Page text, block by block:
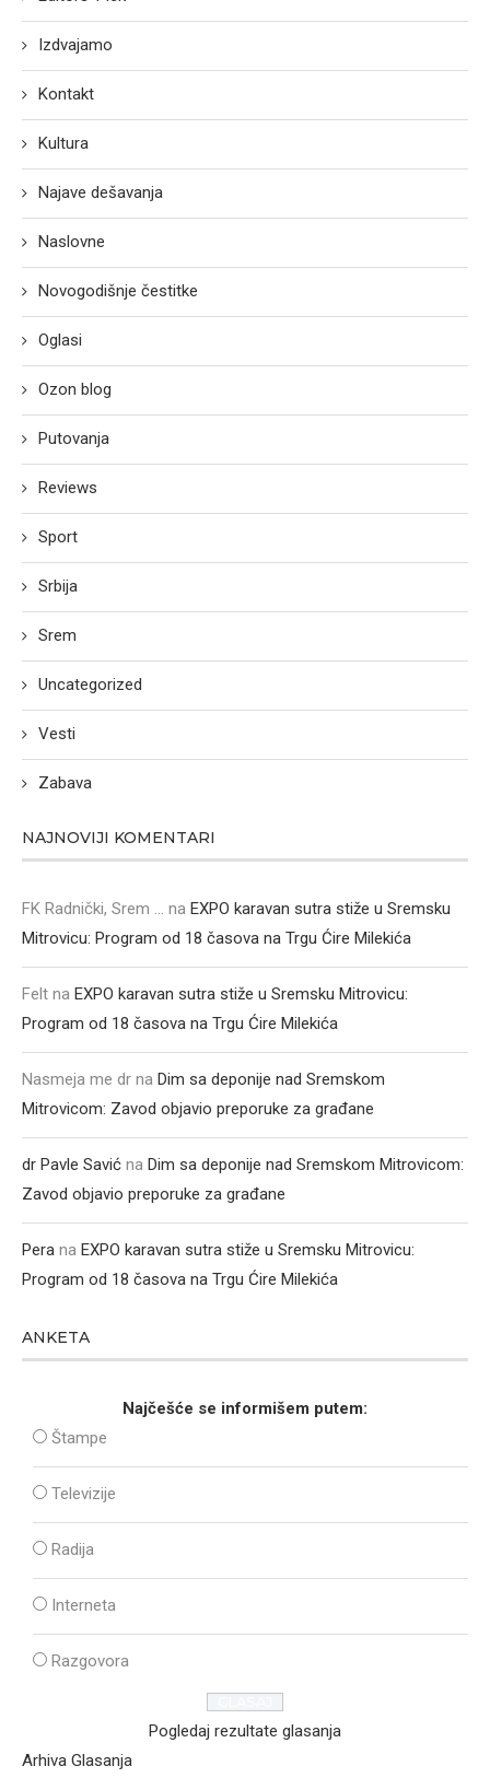
Izdvajamo
Kontakt
Kultura
Najave dešavanja
Naslovne
Novogodišnje čestitke
Oglasi
Ozon blog
Putovanja
Reviews
Sport
Srbija
Srem
Uncategorized
Vesti
Zabava
NAJNOVIJI KOMENTARI
FK Radnički, Srem ... na EXPO karavan sutra stiže u Sremsku
Mitrovicu: Program od 18 časova na Trgu Ćire Milekića
Felt na EXPO karavan sutra stiže u Sremsku Mitrovicu:
Program od 18 časova na Trgu Ćire Milekića
Nasmeja me dr na Dim sa deponije nad Sremskom
Mitrovicom: Zavod objavio preporuke za građane
dr Pavle Savić na Dim sa deponije nad Sremskom Mitrovicom:
Zavod objavio preporuke za građane
Pera na EXPO karavan sutra stiže u Sremsku Mitrovicu:
Program od 18 časova na Trgu Ćire Milekića
ANKETA
Najčešće se informišem putem:
Štampe
Televizije
Radija
Interneta
Razgovora
Pogledaj rezultate glasanja
Arhiva Glasanja